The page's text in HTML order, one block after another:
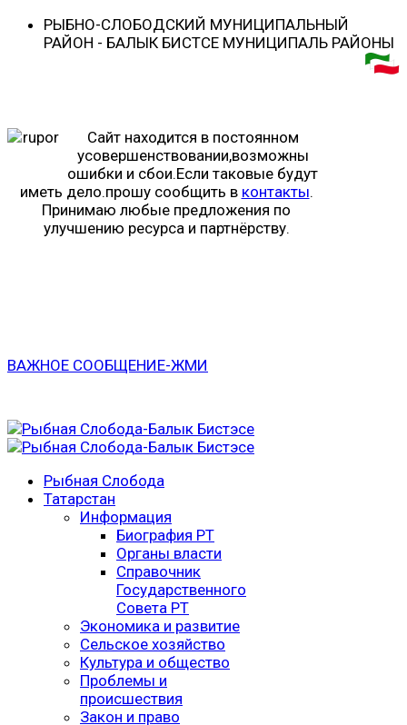
РЫБНО-CЛОБОДСКИЙ МУНИЦИПАЛЬНЫЙ
РАЙОН - БАЛЫК БИСТӘСЕ МУНИЦИПАЛЬ РАЙОНЫ
Сайт находится в постоянном
усовершенствовании,возможны
ошибки и сбои.Если таковые будут
иметь дело.прошу сообщить в контакты.
Принимаю любые предложения по
улучшению ресурса и партнёрству.
ВАЖНОЕ СООБЩЕНИЕ-ЖМИ
Рыбная Слобода
Татарстан
Информация
Биография РТ
Органы власти
Справочник
Государственного
Совета РТ
Экономика и развитие
Сельское хозяйство
Культура и общество
Проблемы и
происшествия
Закон и право